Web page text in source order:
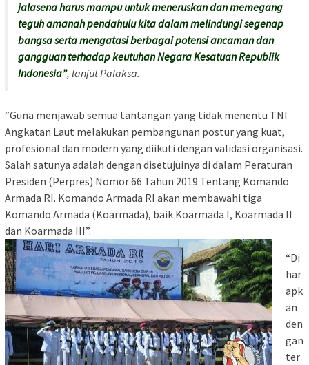
jalasena harus mampu untuk meneruskan dan memegang
teguh amanah pendahulu kita dalam melindungi segenap
bangsa serta mengatasi berbagai potensi ancaman dan
gangguan terhadap keutuhan Negara Kesatuan Republik
Indonesia”, lanjut Palaksa.
“Guna menjawab semua tantangan yang tidak menentu TNI
Angkatan Laut melakukan pembangunan postur yang kuat,
profesional dan modern yang diikuti dengan validasi organisasi.
Salah satunya adalah dengan disetujuinya di dalam Peraturan
Presiden (Perpres) Nomor 66 Tahun 2019 Tentang Komando
Armada RI. Komando Armada RI akan membawahi tiga
Komando Armada (Koarmada), baik Koarmada I, Koarmada II
dan Koarmada III”.
“Di
har
apk
an
den
gan
ter